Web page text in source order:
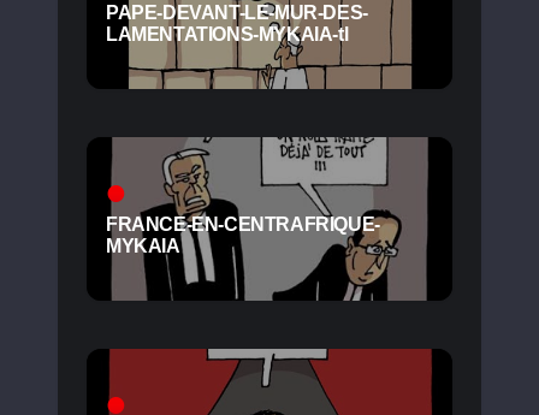
PAPE-DEVANT-LE-MUR-DES-
LAMENTATIONS-MYKAIA-tl
FRANCE-EN-CENTRAFRIQUE-
MYKAIA